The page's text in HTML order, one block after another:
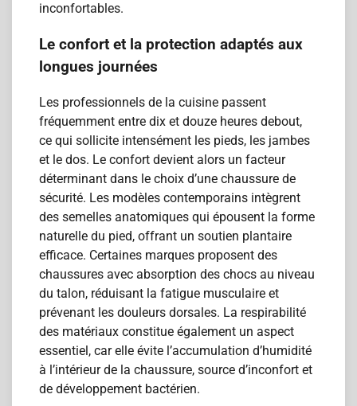
inconfortables.
Le confort et la protection adaptés aux
longues journées
Les professionnels de la cuisine passent
fréquemment entre dix et douze heures debout,
ce qui sollicite intensément les pieds, les jambes
et le dos. Le confort devient alors un facteur
déterminant dans le choix d’une chaussure de
sécurité. Les modèles contemporains intègrent
des semelles anatomiques qui épousent la forme
naturelle du pied, offrant un soutien plantaire
efficace. Certaines marques proposent des
chaussures avec absorption des chocs au niveau
du talon, réduisant la fatigue musculaire et
prévenant les douleurs dorsales. La respirabilité
des matériaux constitue également un aspect
essentiel, car elle évite l’accumulation d’humidité
à l’intérieur de la chaussure, source d’inconfort et
de développement bactérien.